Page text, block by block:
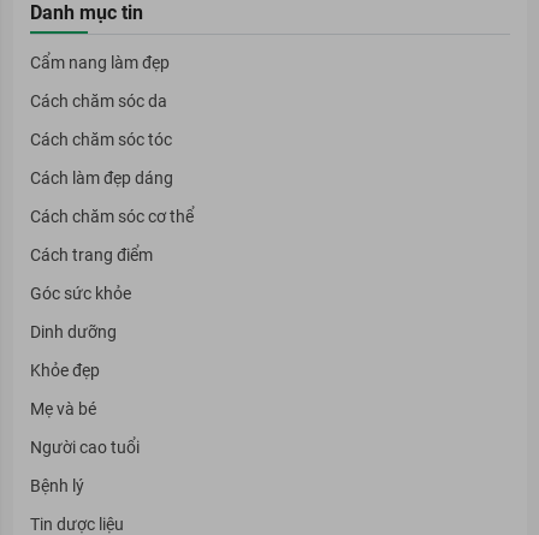
Danh mục tin
Cẩm nang làm đẹp
Cách chăm sóc da
Cách chăm sóc tóc
Cách làm đẹp dáng
Cách chăm sóc cơ thể
Cách trang điểm
Góc sức khỏe
Dinh dưỡng
Khỏe đẹp
Mẹ và bé
Người cao tuổi
Bệnh lý
Tin dược liệu